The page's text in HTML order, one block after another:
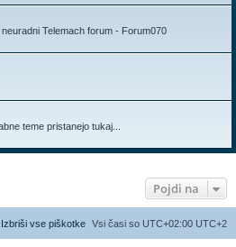
Telemach forum - Forum070
teme pristanejo tukaj...
Pojdi na
Vsi časi so UTC+02:00 UTC+2
Izbriši vse piškotke